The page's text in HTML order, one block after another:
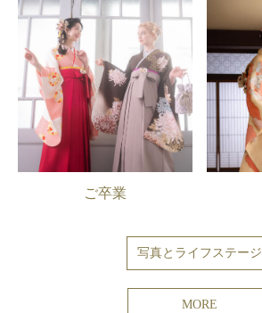
ご卒業
写真とライフステージ
MORE